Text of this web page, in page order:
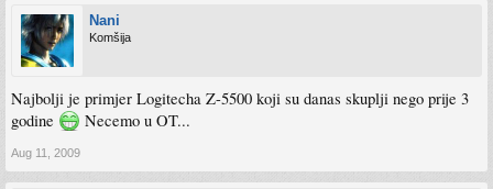
Nani
Komšija
Najbolji je primjer Logitecha Z-5500 koji su danas skuplji nego prije 3
godine
Necemo u OT...
Aug 11, 2009